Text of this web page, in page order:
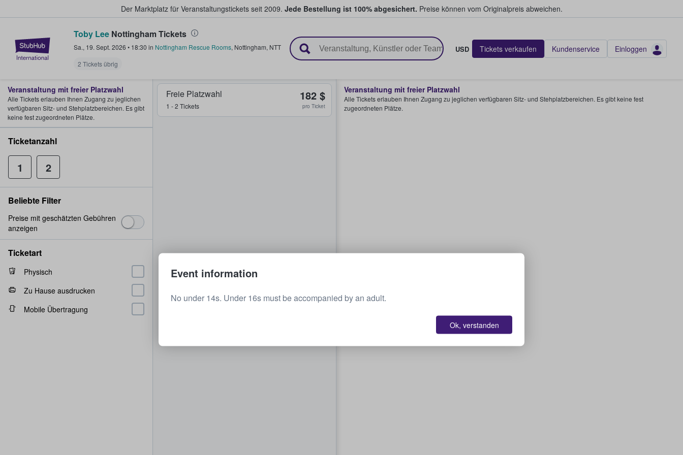
Der Marktplatz für Veranstaltungstickets seit 2009. Jede Bestellung ist 100% abgesichert. Preise können vom Originalpreis abweichen.
StubHub - Wo Fans Tickets kaufen & verkaufen
Toby Lee Nottingham Tickets
Sa., 19. Sept. 2026 • 18:30 in Nottingham Rescue Rooms, Nottingham, NTT
2 Tickets übrig
USD Tickets verkaufen Kundenservice Einloggen
Freie Platzwahl
1 - 2 Tickets
182 $
pro Ticket
Veranstaltung mit freier Platzwahl
Alle Tickets erlauben Ihnen Zugang zu jeglichen verfügbaren Sitz- und Stehplatzbereichen. Es gibt keine fest
zugeordneten Plätze.
Veranstaltung mit freier Platzwahl
Alle Tickets erlauben Ihnen Zugang zu jeglichen
verfügbaren Sitz- und Stehplatzbereichen. Es gibt
keine fest zugeordneten Plätze.
Ticketanzahl
1 2
Beliebte Filter
Preise mit geschätzten Gebühren
anzeigen
Ticketart
Physisch
Zu Hause ausdrucken
Mobile Übertragung
Event information
No under 14s. Under 16s must be accompanied by an adult.
Ok, verstanden